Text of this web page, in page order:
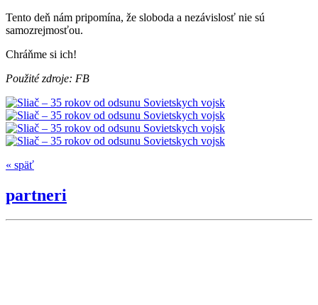
​Tento deň nám pripomína, že sloboda a nezávislosť nie sú
samozrejmosťou.
Chráňme si ich!
Použité zdroje: FB
« späť
partneri